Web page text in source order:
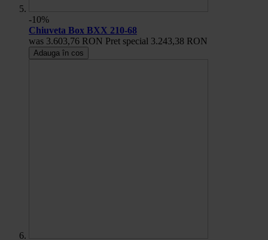
-10%
Chiuveta Box BXX 210-68
was 3.603,76 RON Pret special 3.243,38 RON
Adauga în cos